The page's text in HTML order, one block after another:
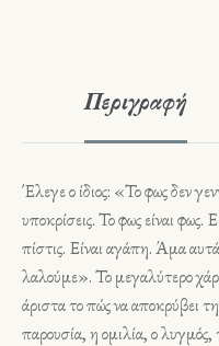
Περιγραφή
Έλεγε ο ίδιος: «Το φως δεν
υποκρίσεις. Το φως είναι φως.
πίστις. Είναι αγάπη. Άμα
λαλούμε». Το μεγαλύτερο
άριστα το πώς να αποκρύβει
παρουσία, η ομιλία, ο λυγμός,